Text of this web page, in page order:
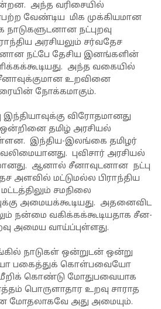
அந்த வரிசையில்
வேண்டிய மிக முக்கியமான
நட்புறவு
அரசியலும் சர்வதேச
நட்பே தேசிய இனங்களின்
அந்த வகையில்
உறவினை
நோக்கமாகும்.
இந்தியாவுக்கு விரோதமானது
தமிழ் அரசியல்
இந்திய-இலங்கை தமிழர்
புவிசார் அரசியல்
ஆனால் சீனாவுடனான நட்பு
அளவில் மட்டுமல்ல பிராந்திய
சமநிலை
அமையக்கூடியது. அதனைவிட
நன்மை வகிக்கக்கூடியதாக சீன-
அமைய வாய்ப்புள்ளது.
நாடுகள் ஒன்றுடன் ஒன்று
பகைத்துக் கொள்பவையோ
கொண்டு மோதுபவையாக
பொருளாதார உறவு சாராத
மோதலாகவே அது அமையும்.